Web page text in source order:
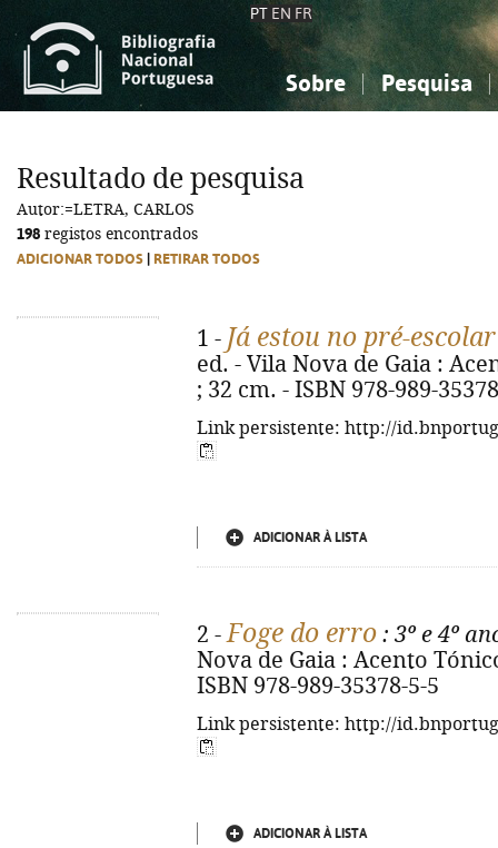
PT EN FR
Sobre Pesquisa
Ciências sociais...
Ciências sociais...
Resultado de pesquisa
Autor:=LETRA, CARLOS
198 registos encontrados
ADICIONAR TODOS RETIRAR TODOS
1 - Já estou no pré-escolar
ed. - Vila Nova de Gaia :
; 32 cm. - ISBN 978-989-
Link persistente: http://
ADICIONAR À LISTA
2 -Foge do erro : 3º e 4º
Nova de Gaia : Acento
ISBN 978-989-35378-5-5
Link persistente: http://
ADICIONAR À LISTA